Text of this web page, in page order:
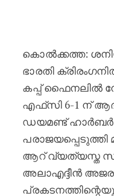
കൊൽക്കത്ത:
ഭാരതി
കപ്പ് ഫൈനലിൽ
എഫ്‌സി 6-1 ന്
ഡയമണ്ട്
പരാജയപ്പെടുത്തി
ആറ് വ്യത്യസ്ത
അലാഎദ്ദീൻ